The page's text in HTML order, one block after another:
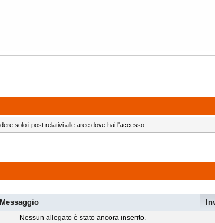
solo i post relativi alle aree dove hai l'accesso.
Messaggio
Nessun allegato è stato ancora inserito.